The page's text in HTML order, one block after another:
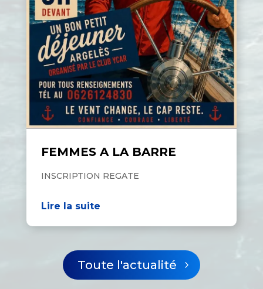
FEMMES A LA BARRE
INSCRIPTION REGATE
Lire la suite
Toute l'actualité